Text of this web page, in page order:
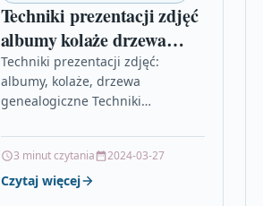
Techniki prezentacji zdjęć
albumy kolaże drzewa
genealogiczne
Techniki prezentacji zdjęć:
albumy, kolaże, drzewa
genealogiczne Techniki
wybór możliwości, które mogą
nadać naszym fotografiom nowe
życie i ożywić je…
3 minut czytania 2024-03-27
Czytaj więcej